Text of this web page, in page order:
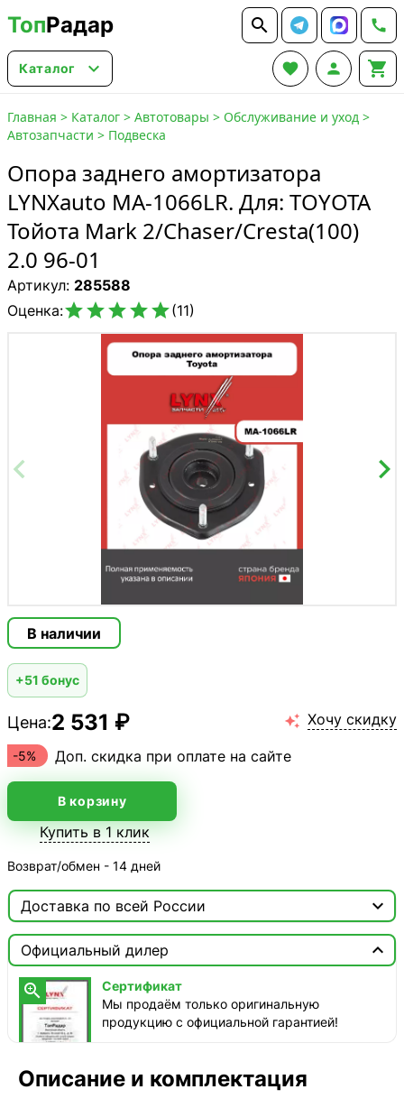
ТопРадар  
Каталог    
Главная > Каталог > Автотовары > Обслуживание и уход >
Автозапчасти > Подвеска
Опора заднего амортизатора
LYNXauto MA-1066LR. Для: TOYOTA
Тойота Mark 2/Chaser/Cresta(100)
2.0 96-01
Артикул: 285588
Оценка:(11)
В наличии
+51 бонус
Цена:2 531 ₽  Хочу скидку
-5% Доп. скидка при оплате на сайте
В корзину
Купить в 1 клик
Возврат/обмен - 14 дней
Доставка по всей России 
 Москва
ТопРадар — Курьер
сегодня, от 350 ₽
ТопРадар — Самовывоз
сегодня, бесплатно
Официальный дилер


Сертификат
Мы продаём только оригинальную
продукцию с официальной гарантией!
Описание и комплектация